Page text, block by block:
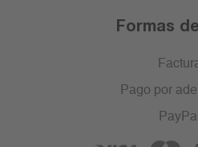
Formas
Pago por
PayPal